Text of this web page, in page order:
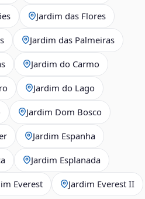
Jardim das Flores
Jardim das Palmeiras
Jardim do Carmo
Jardim do Lago
Jardim Dom Bosco
Jardim Espanha
Jardim Esplanada
Everest Jardim Everest II